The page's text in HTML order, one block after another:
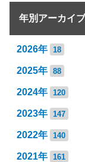
年別アーカイブ
2026年 18
2025年 88
2024年 120
2023年 147
2022年 140
2021年 161